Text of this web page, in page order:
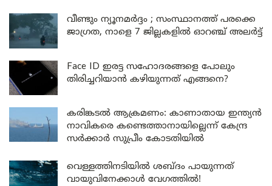
വീണ്ടും ന്യൂനമർദ്ദം ; സംസ്ഥാനത്ത് പരക്കെ
ജാഗ്രത, നാളെ 7 ജില്ലകളിൽ ഓറഞ്ച് അലർട്ട്
Face ID ഇരട്ട സഹോദരങ്ങളെ പോലും
തിരിച്ചറിയാൻ കഴിയുന്നത് എങ്ങനെ?
കരിങ്കടൽ ആക്രമണം: കാണാതായ ഇന്ത്യൻ
നാവികരെ കണ്ടെത്താനായില്ലെന്ന് കേന്ദ്ര
സർക്കാർ സുപ്രീം കോടതിയിൽ
വെള്ളത്തിനടിയിൽ ശബ്ദം പായുന്നത്
വായുവിനേക്കാൾ വേഗത്തിൽ!